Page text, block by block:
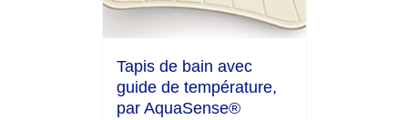
Tapis de bain avec
guide de température,
par AquaSense®